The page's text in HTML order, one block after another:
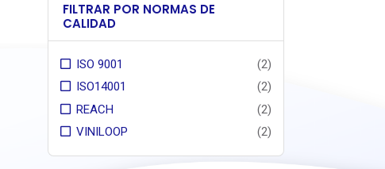
FILTRAR POR NORMAS DE
CALIDAD
ISO 9001
(2)
ISO14001
(2)
REACH
(2)
VINILOOP
(2)